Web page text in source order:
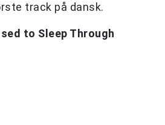
track på dansk.
to Sleep Through